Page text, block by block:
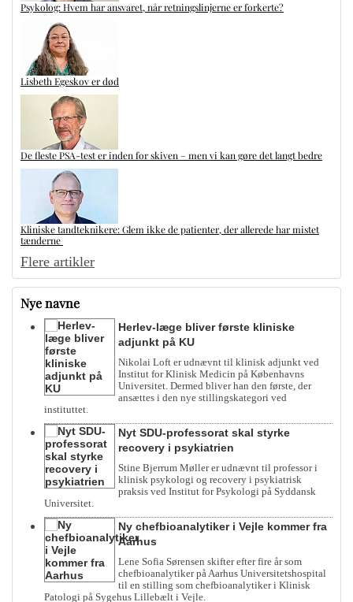
Psykolog: Hvem har ansvaret, når retningslinjerne er forkerte?
Lisbeth Egeskov er død
De fleste PSA-test er inden for skiven – men vi kan gøre det langt bedre
Kliniske tandteknikere: Glem ikke de patienter, der allerede har mistet
tænderne
Flere artikler
Nye navne
Herlev-læge bliver første kliniske
adjunkt på KU
Nikolai Loft er udnævnt til klinisk adjunkt ved
Institut for Klinisk Medicin på Københavns
Universitet. Dermed bliver han den første, der
ansættes i den nye stillingskategori ved
instituttet.
Nyt SDU-professorat skal styrke
recovery i psykiatrien
Stine Bjerrum Møller er udnævnt til professor i
klinisk psykologi og recovery i psykiatrisk
praksis ved Institut for Psykologi på Syddansk
Universitet.
Ny chefbioanalytiker i Vejle kommer fra
Aarhus
Lene Sofia Sørensen skifter efter fire år som
chefbioanalytiker på Aarhus Universitetshospital
til en stilling som chefbioanalytiker i Klinisk
Patologi på Sygehus Lillebælt i Vejle.